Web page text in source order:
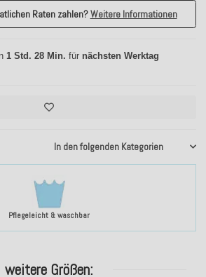
Pflegeleicht & waschbar
In den folgenden Kategorien
Raten zahlen?Weitere Informationen
1 Std. 28 Min. für nächsten Werktag
weitere Größen: